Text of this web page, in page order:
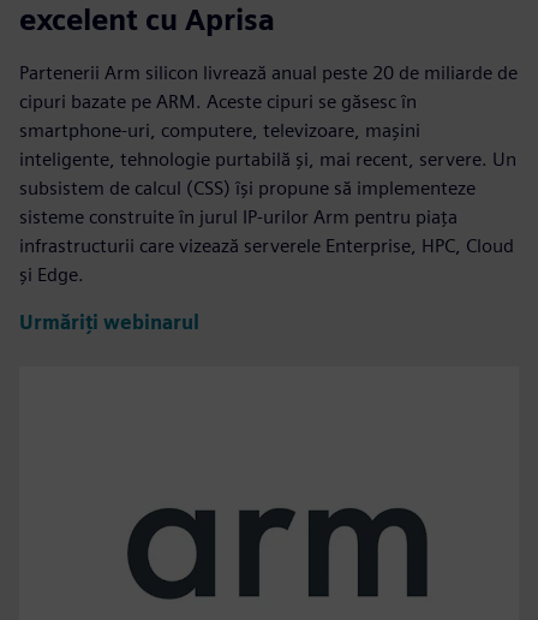
excelent cu Aprisa
Partenerii Arm silicon livrează anual peste 20 de miliarde de
cipuri bazate pe ARM. Aceste cipuri se găsesc în
smartphone-uri, computere, televizoare, mașini
inteligente, tehnologie purtabilă și, mai recent, servere. Un
subsistem de calcul (CSS) își propune să implementeze
sisteme construite în jurul IP-urilor Arm pentru piața
infrastructurii care vizează serverele Enterprise, HPC, Cloud
și Edge.
Urmăriți webinarul